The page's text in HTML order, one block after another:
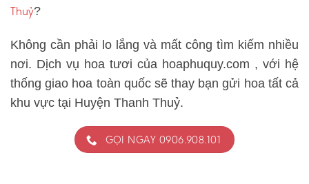
Thuỷ?
Không cần phải lo lắng và mất công tìm kiếm nhiều
nơi. Dịch vụ hoa tươi của hoaphuquy.com , với hệ
thống giao hoa toàn quốc sẽ thay bạn gửi hoa tất cả
khu vực tại Huyện Thanh Thuỷ.
GỌI NGAY 0906.908.101